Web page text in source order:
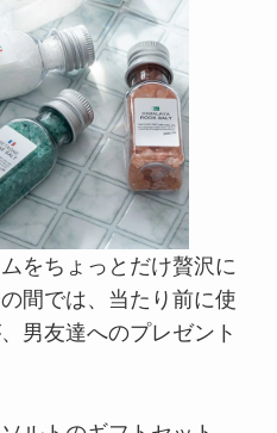
をちょっとだけ贅沢に
間では、当たり前に使
男友達へのプレゼント